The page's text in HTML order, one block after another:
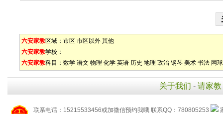
六安家教区域： 市区 市区以外 其他
六安家教学校：
六安家教科目： 数学 语文 物理 化学 英语 历史 地理 政治 钢琴 美术 书法 网球
关于我们 - 请家教
联系电话：15215533456或加微信预约我哦 联系QQ：780805253